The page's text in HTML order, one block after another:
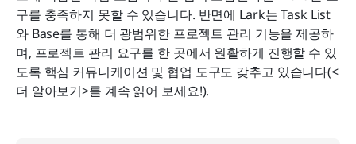
구를 충족하지 못할 수 있습니다. 반면에 Lark는 Task List
와 Base를 통해 더 광범위한 프로젝트 관리 기능을 제공하
며, 프로젝트 관리 요구를 한 곳에서 원활하게 진행할 수 있
도록 핵심 커뮤니케이션 및 협업 도구도 갖추고 있습니다(<
더 알아보기>를 계속 읽어 보세요!).